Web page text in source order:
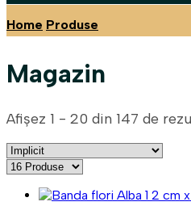
Home Produse
Magazin
Afișez 1 - 20 din 147 de